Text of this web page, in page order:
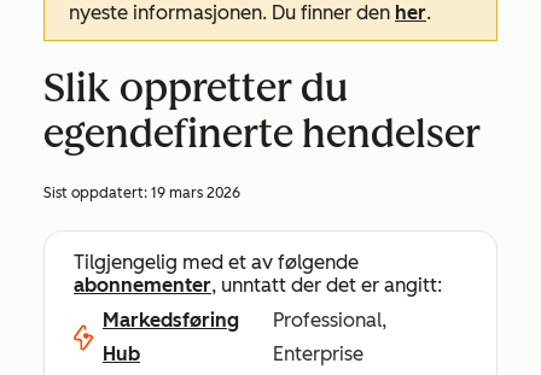
nyeste informasjonen. Du finner den her.
Slik oppretter du
egendefinerte hendelser
Sist oppdatert: 19 mars 2026
Tilgjengelig med et av følgende
abonnementer, unntatt der det er angitt:
Markedsføring
Hub
Professional,
Enterprise